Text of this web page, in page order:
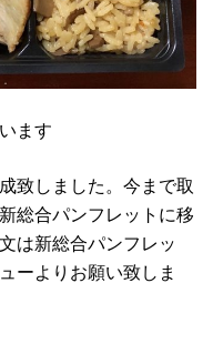
ます
致しました。今まで取
総合パンフレットに移
は新総合パンフレッ
ーよりお願い致しま